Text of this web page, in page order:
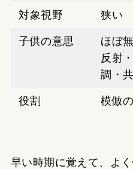
対象視野 狭い
子供の意思
ほぼ
反射
調・
役割 模倣
早い時期に覚えて、よ